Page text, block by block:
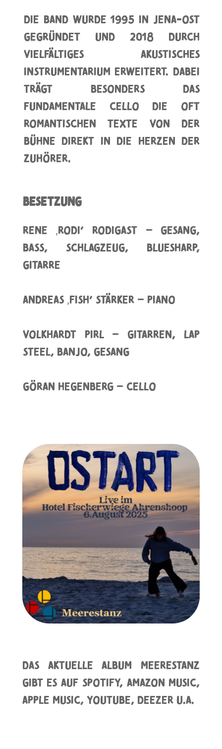
Die Band wurde 1995 in Jena-Ost
gegründet und 2018 durch
vielfältiges akustisches
Instrumentarium erweitert. Dabei
trägt besonders das
fundamentale Cello die oft
romantischen Texte von der
Bühne direkt in die Herzen der
Zuhörer.
Besetzung
Rene ‚Rodi‘ Rodigast – Gesang,
Bass, Schlagzeug, Bluesharp,
Gitarre
Andreas ‚Fish‘ Stärker – Piano
Volkhardt Pirl – Gitarren, Lap
Steel, Banjo, Gesang
Göran Hegenberg – Cello
das aktuelle Album Meerestanz
gibt es auf Spotify, Amazon Music,
Apple Music, YouTube, Deezer u.a.